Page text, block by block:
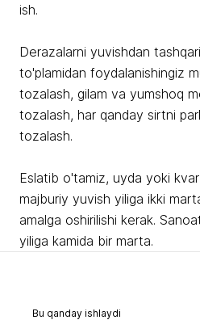
ish.
Derazalarni yuvishdan
to'plamidan foydalanishingiz
tozalash, gilam va yumshoq
tozalash, har qanday sirtni
tozalash.
Eslatib o'tamiz, uyda yoki
majburiy yuvish yiliga ikki
amalga oshirilishi kerak.
yiliga kamida bir marta.
Bu qanday ishlaydi